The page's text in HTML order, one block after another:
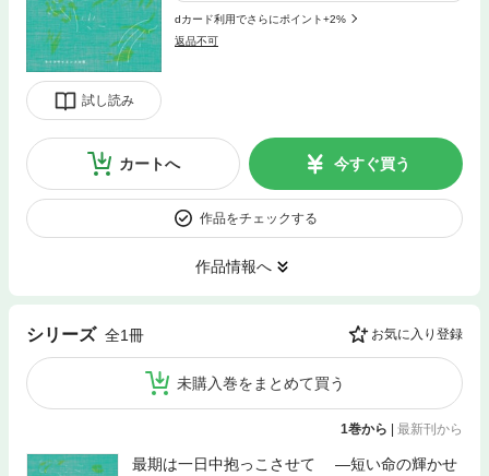
試し読み
dカード利用でさらにポイント+2%
返品不可
カートへ 今すぐ買う
作品をチェックする
作品情報へ
シリーズ 全1冊 お気に入り登録
未購入巻をまとめて買う
1巻から | 最新刊から
最期は一日中抱っこさせて ―短い命の輝かせ